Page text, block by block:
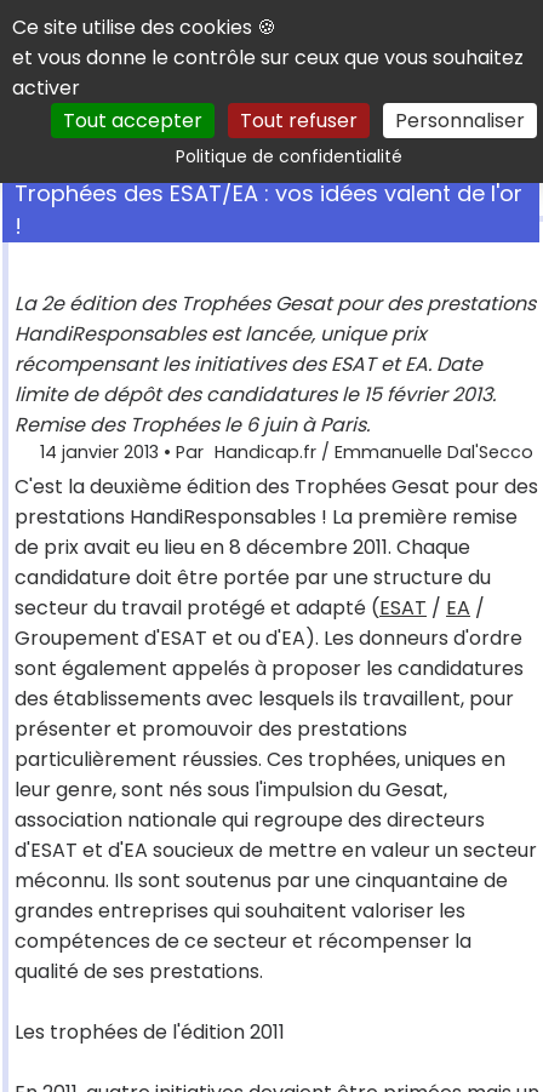
Panneau de gestion des cookies
Ce site utilise des cookies 🍪
et vous donne le contrôle sur ceux que vous souhaitez
activer
Tout accepter
Tout refuser Personnaliser
Politique de confidentialitéRechercher
Trophées des ESAT/EA : vos idées valent de l'or
!
La 2e édition des Trophées Gesat pour des prestations
HandiResponsables est lancée, unique prix
récompensant les initiatives des ESAT et EA. Date
limite de dépôt des candidatures le 15 février 2013.
Remise des Trophées le 6 juin à Paris.
14 janvier 2013 • Par Handicap.fr / Emmanuelle Dal'Secco
C'est la deuxième édition des Trophées Gesat pour des
prestations HandiResponsables ! La première remise
de prix avait eu lieu en 8 décembre 2011. Chaque
candidature doit être portée par une structure du
secteur du travail protégé et adapté (ESAT / EA /
Groupement d'ESAT et ou d'EA). Les donneurs d'ordre
sont également appelés à proposer les candidatures
des établissements avec lesquels ils travaillent, pour
présenter et promouvoir des prestations
particulièrement réussies. Ces trophées, uniques en
leur genre, sont nés sous l'impulsion du Gesat,
association nationale qui regroupe des directeurs
d'ESAT et d'EA soucieux de mettre en valeur un secteur
méconnu. Ils sont soutenus par une cinquantaine de
grandes entreprises qui souhaitent valoriser les
compétences de ce secteur et récompenser la
qualité de ses prestations.
Les trophées de l'édition 2011